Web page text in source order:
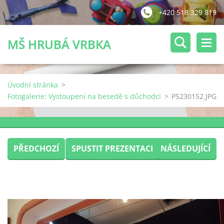
+420 518 329 819
MŠ HRUBÁ VRBKA
Úvodní stránka >
Fotogalerie: Vystoupení na besedě s důchodci > P5230152.JPG
PŘEDCHOZÍ SPUSTIT PREZENTACI NÁSLEDUJÍCÍ